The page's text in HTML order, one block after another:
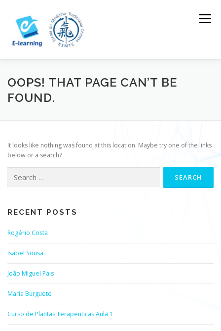
content
Menu
OOPS! THAT PAGE CAN’T BE
FOUND.
It looks like nothing was found at this location. Maybe try one of the links
below or a search?
for:
RECENT POSTS
Rogério Costa
Isabel Sousa
João Miguel Pais
Maria Burguete
Curso de Plantas Terapeuticas Aula 1